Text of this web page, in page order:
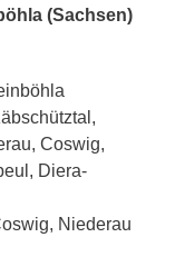
(Sachsen)
Coswig,
Diera-
Niederau